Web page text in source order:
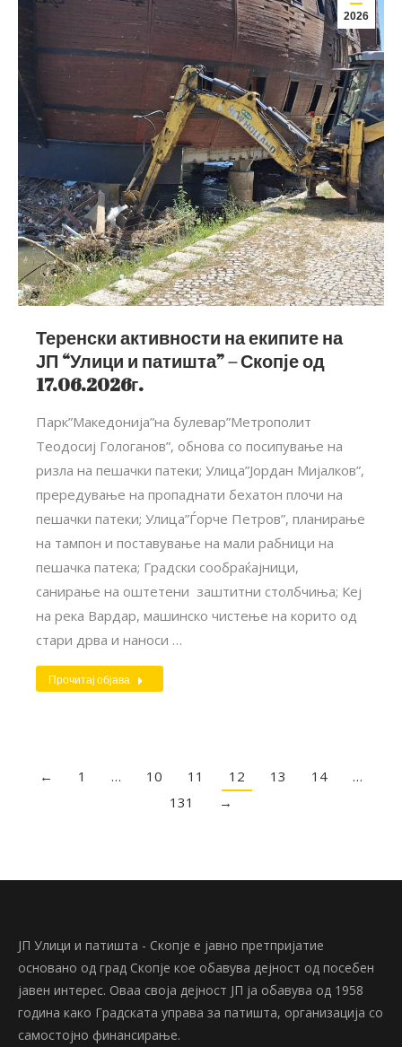
2026
Теренски активности на екипите на
ЈП “Улици и патишта” – Скопје од
17.06.2026г.
Парк”Македонија”на булевар”Метрополит
Теодосиј Гологанов”, обнова со посипување на
ризла на пешачки патеки; Улица”Јордан Мијалков”,
прередување на пропаднати бехатон плочи на
пешачки патеки; Улица”Ѓорче Петров”, планирање
на тампон и поставување на мали рабници на
пешачка патека; Градски сообраќајници,
санирање на оштетени заштитни столбчиња; Кеј
на река Вардар, машинско чистење на корито од
стари дрва и наноси …
Прочитај објава
← 1 … 10 11 12 13 14
…
131
→
ЈП Улици и патишта - Скопје е јавно претпријатие
основано од град Скопје кое обавува дејност од посебен
јавен интерес. Оваа своја дејност ЈП ја обавува од 1958
година како Градската управа за патишта, организација со
самостојно финансирање.